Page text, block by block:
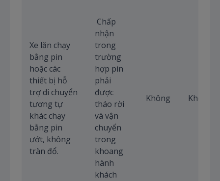
Xe lăn chạy
bằng pin
hoặc các
thiết bị hỗ
trợ di chuyển
tương tự
khác chạy
bằng pin
ướt, không
tràn đổ.
Chấp
nhận
trong
trường
hợp pin
phải
được
tháo rời
và vận
chuyển
trong
khoang
hành
khách
Không Không